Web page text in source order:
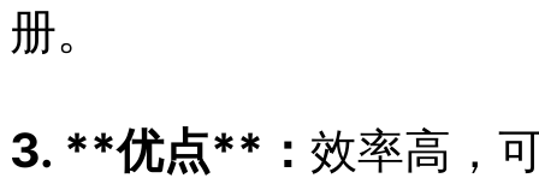
册。
3. **优点**： 效率高，